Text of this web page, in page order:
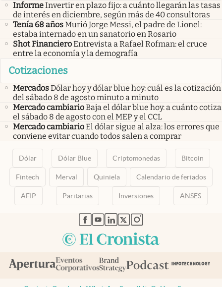
InformeInvertir en plazo fijo: a cuánto llegarán las tasas
de interés en diciembre, según más de 40 consultoras
Tenía 68 añosMurió Jorge Messi, el padre de Lionel:
estaba internado en un sanatorio en Rosario
Shot FinancieroEntrevista a Rafael Rofman: el cruce
entre la economía y la demografía
Cotizaciones
MercadosDólar hoy y dólar blue hoy: cuál es la cotización
del sábado 8 de agosto minuto a minuto
Mercado cambiarioBaja el dólar blue hoy: a cuánto cotiza
el sábado 8 de agosto con el MEP y el CCL
Mercado cambiarioEl dólar sigue al alza: los errores que
conviene evitar cuando todos salen a comprar
Dólar Dólar Blue Criptomonedas Bitcoin
Fintech Merval Quiniela Calendario de feriados
AFIP Paritarias Inversiones ANSES
abre en nueva pestaña
abre en nueva pestaña
abre en nueva pestaña
abre en nueva pestaña
abre en nueva pestaña